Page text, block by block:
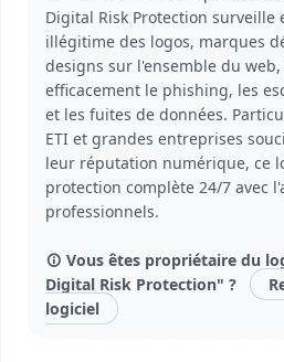
Digital Risk Protection
illégitime des logos, marques
designs sur l'ensemble du
efficacement le phishing, les
et les fuites de données.
ETI et grandes entreprises
leur réputation numérique, ce
protection complète 24/7 avec
professionnels.
Vous êtes propriétaire du
Digital Risk Protection" ?
logiciel